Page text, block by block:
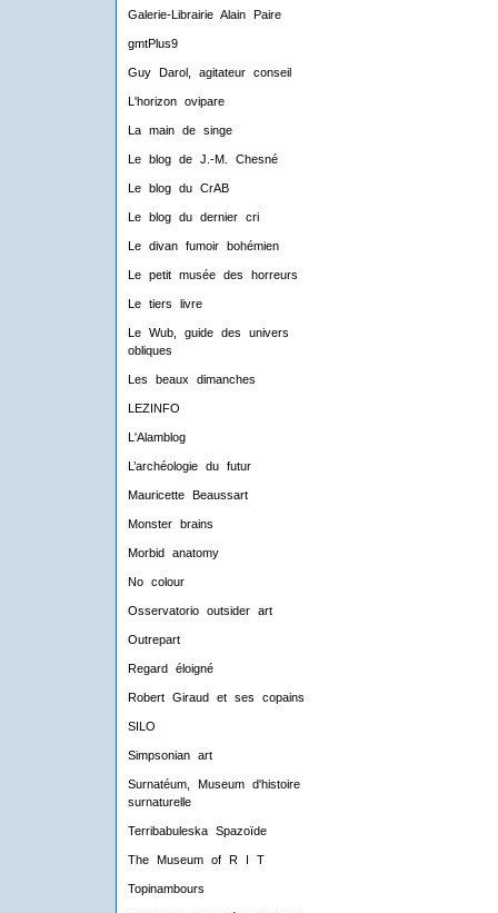
Galerie-Librairie Alain Paire
gmtPlus9
Guy Darol, agitateur conseil
L'horizon ovipare
La main de singe
Le blog de J.-M. Chesné
Le blog du CrAB
Le blog du dernier cri
Le divan fumoir bohémien
Le petit musée des horreurs
Le tiers livre
Le Wub, guide des univers
obliques
Les beaux dimanches
LEZINFO
L'Alamblog
L’archéologie du futur
Mauricette Beaussart
Monster brains
Morbid anatomy
No colour
Osservatorio outsider art
Outrepart
Regard éloigné
Robert Giraud et ses copains
SILO
Simpsonian art
Surnatéum, Museum d'histoire
surnaturelle
Terribabuleska Spazoïde
The Museum of R I T
Topinambours